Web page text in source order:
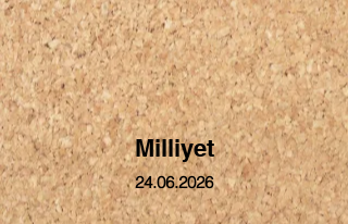
Milliyet
24.06.2026